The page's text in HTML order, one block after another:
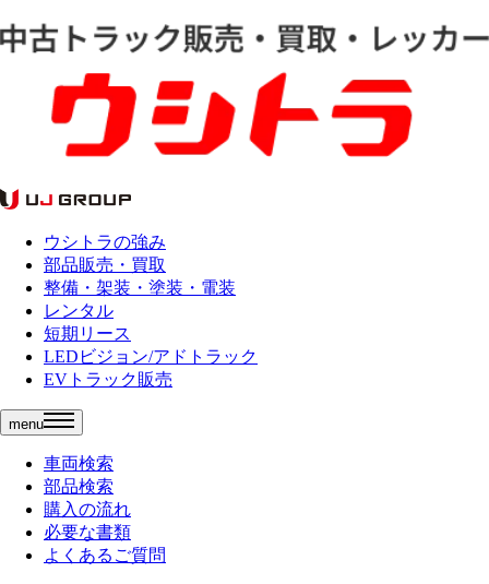
ウシトラの強み
部品販売・買取
整備・架装・塗装・電装
レンタル
短期リース
LEDビジョン/アドトラック
EVトラック販売
menu
車両検索
部品検索
購入の流れ
必要な書類
よくあるご質問